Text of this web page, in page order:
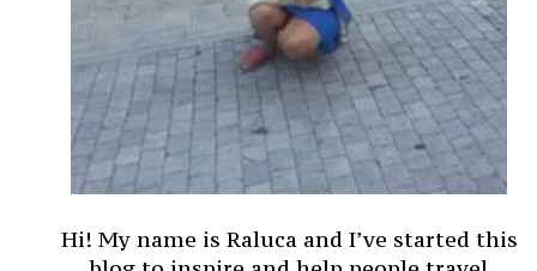
Hi! My name is Raluca and I’ve started this